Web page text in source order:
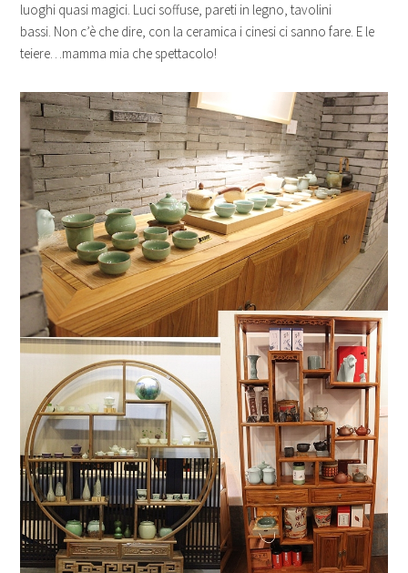
luoghi quasi magici. Luci soffuse, pareti in legno, tavolini
bassi. Non c’è che dire, con la ceramica i cinesi ci sanno fare. E le
teiere…mamma mia che spettacolo!